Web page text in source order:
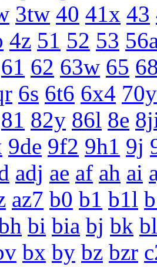
3tw 40 41x 43
4z 51 52 53
61 62 63w 65
6s 6t6 6x4 70y
81 82y 86l 8e
9de 9f2 9h1 9j
adj ae af ah ai
az7 b0 b1 b1l
bi bia bj bk bl
bx by bz bzr